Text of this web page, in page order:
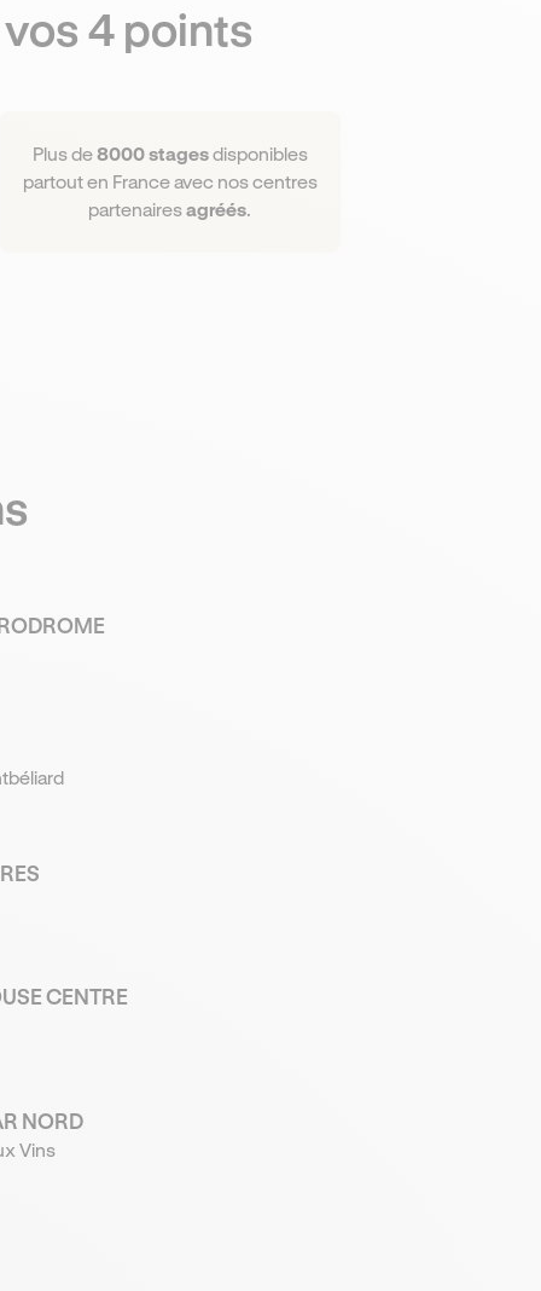
4 points
Plus de8000 stagesdisponibles
partout en France avec nos centres
partenairesagréés.
CENTRE
NORD
Vins